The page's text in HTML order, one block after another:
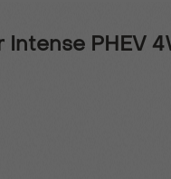
PHEV